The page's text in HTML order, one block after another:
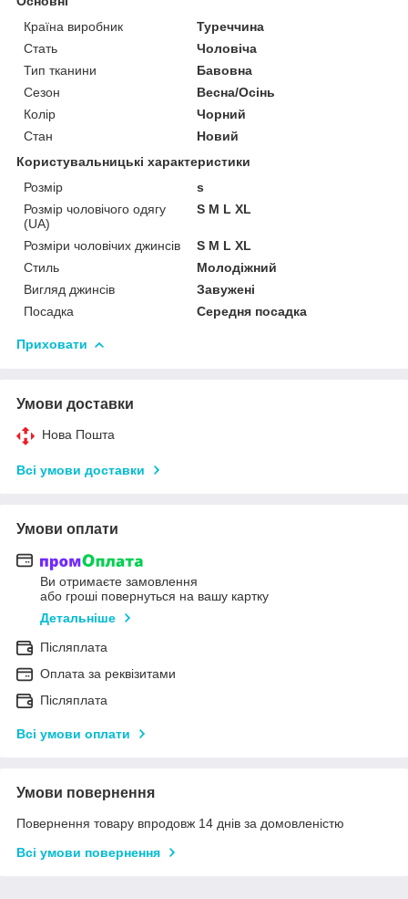
Країна виробник
Туреччина
Стать
Чоловіча
Тип тканини
Бавовна
Сезон
Весна/Осінь
Колір
Чорний
Стан
Новий
Користувальницькі характеристики
Розмір
s
Розмір чоловічого одягу
(UA)
S M L XL
Розміри чоловічих джинсів
S M L XL
Стиль
Молодіжний
Вигляд джинсів
Завужені
Посадка
Середня посадка
Приховати
Умови доставки
Нова Пошта
Всі умови доставки
Умови оплати
Ви отримаєте замовлення
або гроші повернуться на вашу картку
Детальніше
Післяплата
Оплата за реквізитами
Післяплата
Всі умови оплати
Умови повернення
Повернення товару впродовж 14 днів за домовленістю
Всі умови повернення